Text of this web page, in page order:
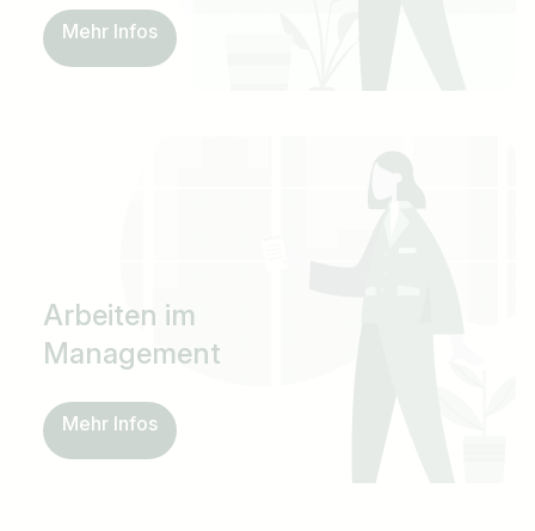
Mehr Infos
Arbeiten im
Management
Mehr Infos